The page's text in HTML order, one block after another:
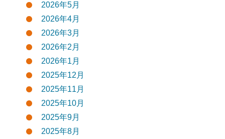
2026年5月
2026年4月
2026年3月
2026年2月
2026年1月
2025年12月
2025年11月
2025年10月
2025年9月
2025年8月